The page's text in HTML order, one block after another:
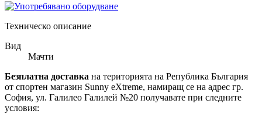
Техническо описание
Вид
Мачти
Безплатна доставка на територията на Република България
от спортен магазин Sunny eXtreme, намиращ се на адрес гр.
София, ул. Галилео Галилей №20 получавате при следните
условия: